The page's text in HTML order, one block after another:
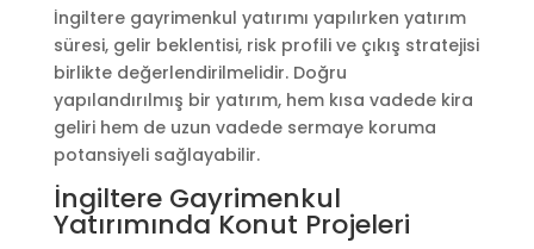
İngiltere gayrimenkul yatırımı yapılırken yatırım
süresi, gelir beklentisi, risk profili ve çıkış stratejisi
birlikte değerlendirilmelidir. Doğru
yapılandırılmış bir yatırım, hem kısa vadede kira
geliri hem de uzun vadede sermaye koruma
potansiyeli sağlayabilir.
İngiltere Gayrimenkul
Yatırımında Konut Projeleri